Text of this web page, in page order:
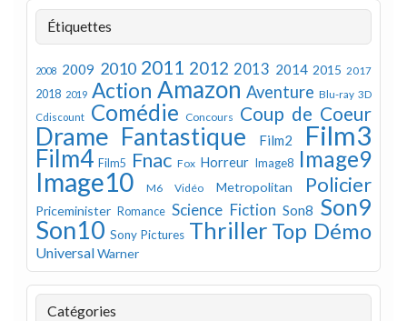
Étiquettes
2008 2009 2010 2011 2012 2013 2014 2015 2017
2018 2019 Action Amazon Aventure Blu-ray 3D
Cdiscount Comédie Concours Coup de Coeur
Drame Fantastique Film2 Film3
Film4 Film5 Fnac Fox Horreur Image8 Image9
Image10 M6 Vidéo Metropolitan Policier
Priceminister Romance Science Fiction Son8 Son9
Son10 Sony Pictures Thriller Top Démo
UniversalWarner
Catégories